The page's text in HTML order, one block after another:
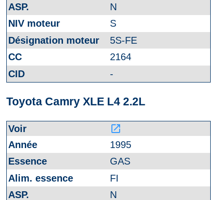
N
S
5S-FE
2164
-
Toyota Camry XLE L4 2.2L
launch
1995
GAS
FI
N